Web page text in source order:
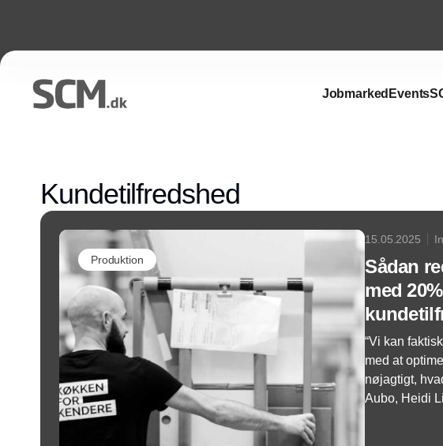
Jobmarked Events
Kundetilfredshed
Produktion
15.05.2025
Sådan
med
“Vi kan
med at
nøjagtigt,
Aubo, Heidi